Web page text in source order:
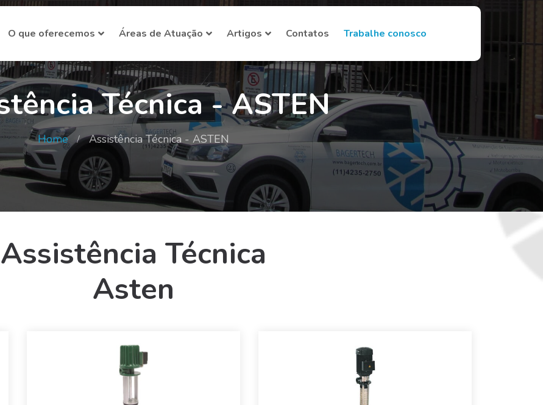
O que oferecemos Áreas de Atuação Artigos Contatos Trabalhe conosco
Técnica - ASTEN
Home Assistência Técnica - ASTEN
Assistência Técnica
Asten